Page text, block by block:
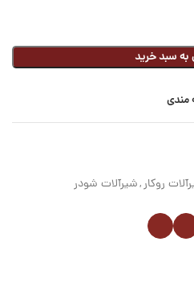
به سبد خرید
مندی
روکار,شیرآلات شودر